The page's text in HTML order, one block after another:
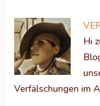
Hi
Verfälschungen im